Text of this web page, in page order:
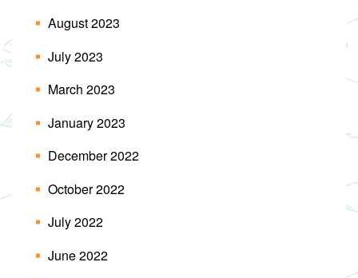
August 2023
July 2023
March 2023
January 2023
December 2022
October 2022
July 2022
June 2022